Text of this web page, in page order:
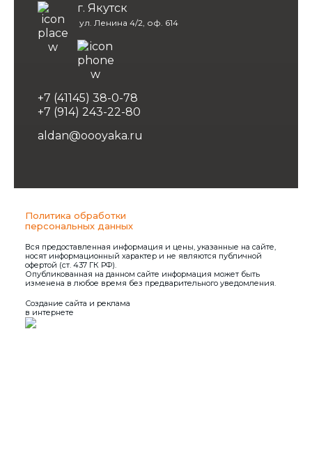
г. Якутск
ул. Ленина 4/2, оф. 614
+7 (41145) 38-0-78
+7 (914) 243-22-80
aldan@oooyaka.ru
Политика обработки
персональных данных
Вся предоставленная информация и цены, указанные на сайте,
носят информационный характер и не являются публичной
офертой (ст. 437 ГК РФ).
Опубликованная на данном сайте информация может быть
изменена в любое время без предварительного уведомления.
Создание сайта и реклама
в интернете